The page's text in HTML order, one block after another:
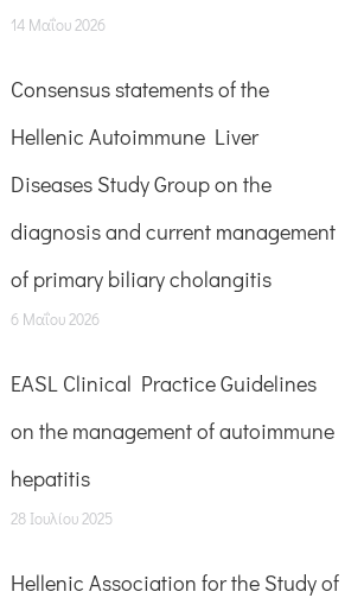
14 Μαΐου 2026
Consensus statements of the
Hellenic Autoimmune Liver
Diseases Study Group on the
diagnosis and current management
of primary biliary cholangitis
6 Μαΐου 2026
EASL Clinical Practice Guidelines
on the management of autoimmune
hepatitis
28 Ιουλίου 2025
Hellenic Association for the Study of